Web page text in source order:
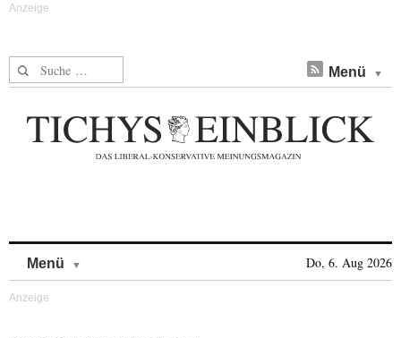
Suche nach: Menü
Menü Do, 6. Aug 2026